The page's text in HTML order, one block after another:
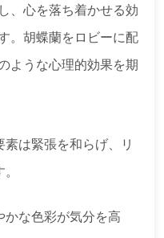
、心を落ち着かせる効
。胡蝶蘭をロビーに配
ような心理的効果を期
素は緊張を和らげ、リ
かな色彩が気分を高